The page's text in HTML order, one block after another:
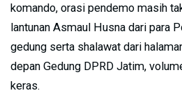
komando, orasi pendemo masih
lantunan Asmaul Husna dari para
gedung serta shalawat dari
depan Gedung DPRD Jatim,
keras.